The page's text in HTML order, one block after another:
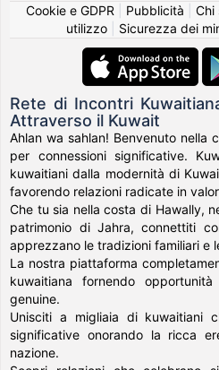
Cookie e GDPR
Pubblicità Chi
utilizzo| Sicurezza dei
Rete di Incontri
Attraverso il Kuwait
Ahlan wa sahlan! Benvenuto nella
per connessioni significative.
kuwaitiani dalla modernità di
favorendo relazioni radicate in
Che tu sia nella costa di Hawally,
patrimonio di Jahra, connettiti
apprezzano le tradizioni familiari e
La nostra piattaforma
kuwaitiana fornendo
genuine.
Unisciti a migliaia di kuwaitiani
significative onorando la ricca
nazione.